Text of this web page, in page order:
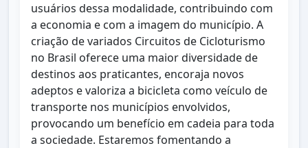
usuários dessa modalidade, contribuindo com
a economia e com a imagem do município. A
criação de variados Circuitos de Cicloturismo
no Brasil oferece uma maior diversidade de
destinos aos praticantes, encoraja novos
adeptos e valoriza a bicicleta como veículo de
transporte nos municípios envolvidos,
provocando um benefício em cadeia para toda
a sociedade. Estaremos fomentando a